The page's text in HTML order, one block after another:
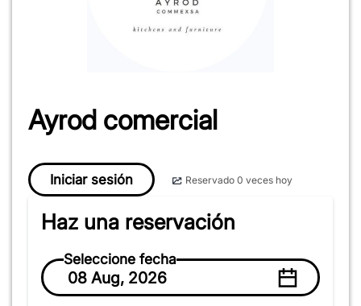
Ayrod comercial
Iniciar sesión Reservado 0 veces hoy
Haz una reservación
Seleccione fecha
08 Aug, 2026